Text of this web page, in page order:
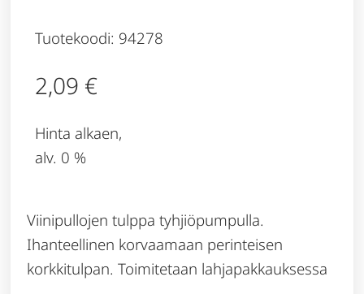
Tuotekoodi: 94278
2,09 €
Hinta alkaen,
alv. 0 %
Viinipullojen tulppa tyhjiöpumpulla.
Ihanteellinen korvaamaan perinteisen
korkkitulpan. Toimitetaan lahjapakkauksessa